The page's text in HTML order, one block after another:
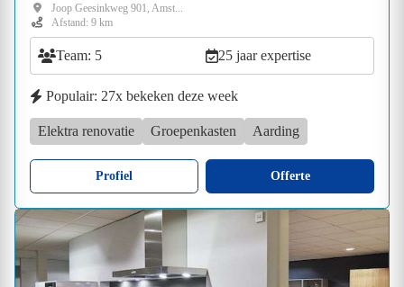
Joop Geesinkweg 901, Amst...
Afstand: 9 km
Team: 5 25 jaar expertise
Populair: 27x bekeken deze week
Elektra renovatie Groepenkasten Aarding
Profiel Offerte